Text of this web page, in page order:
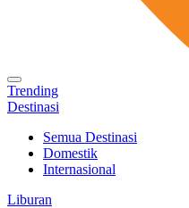
Trending
Destinasi
Semua Destinasi
Domestik
Internasional
Liburan